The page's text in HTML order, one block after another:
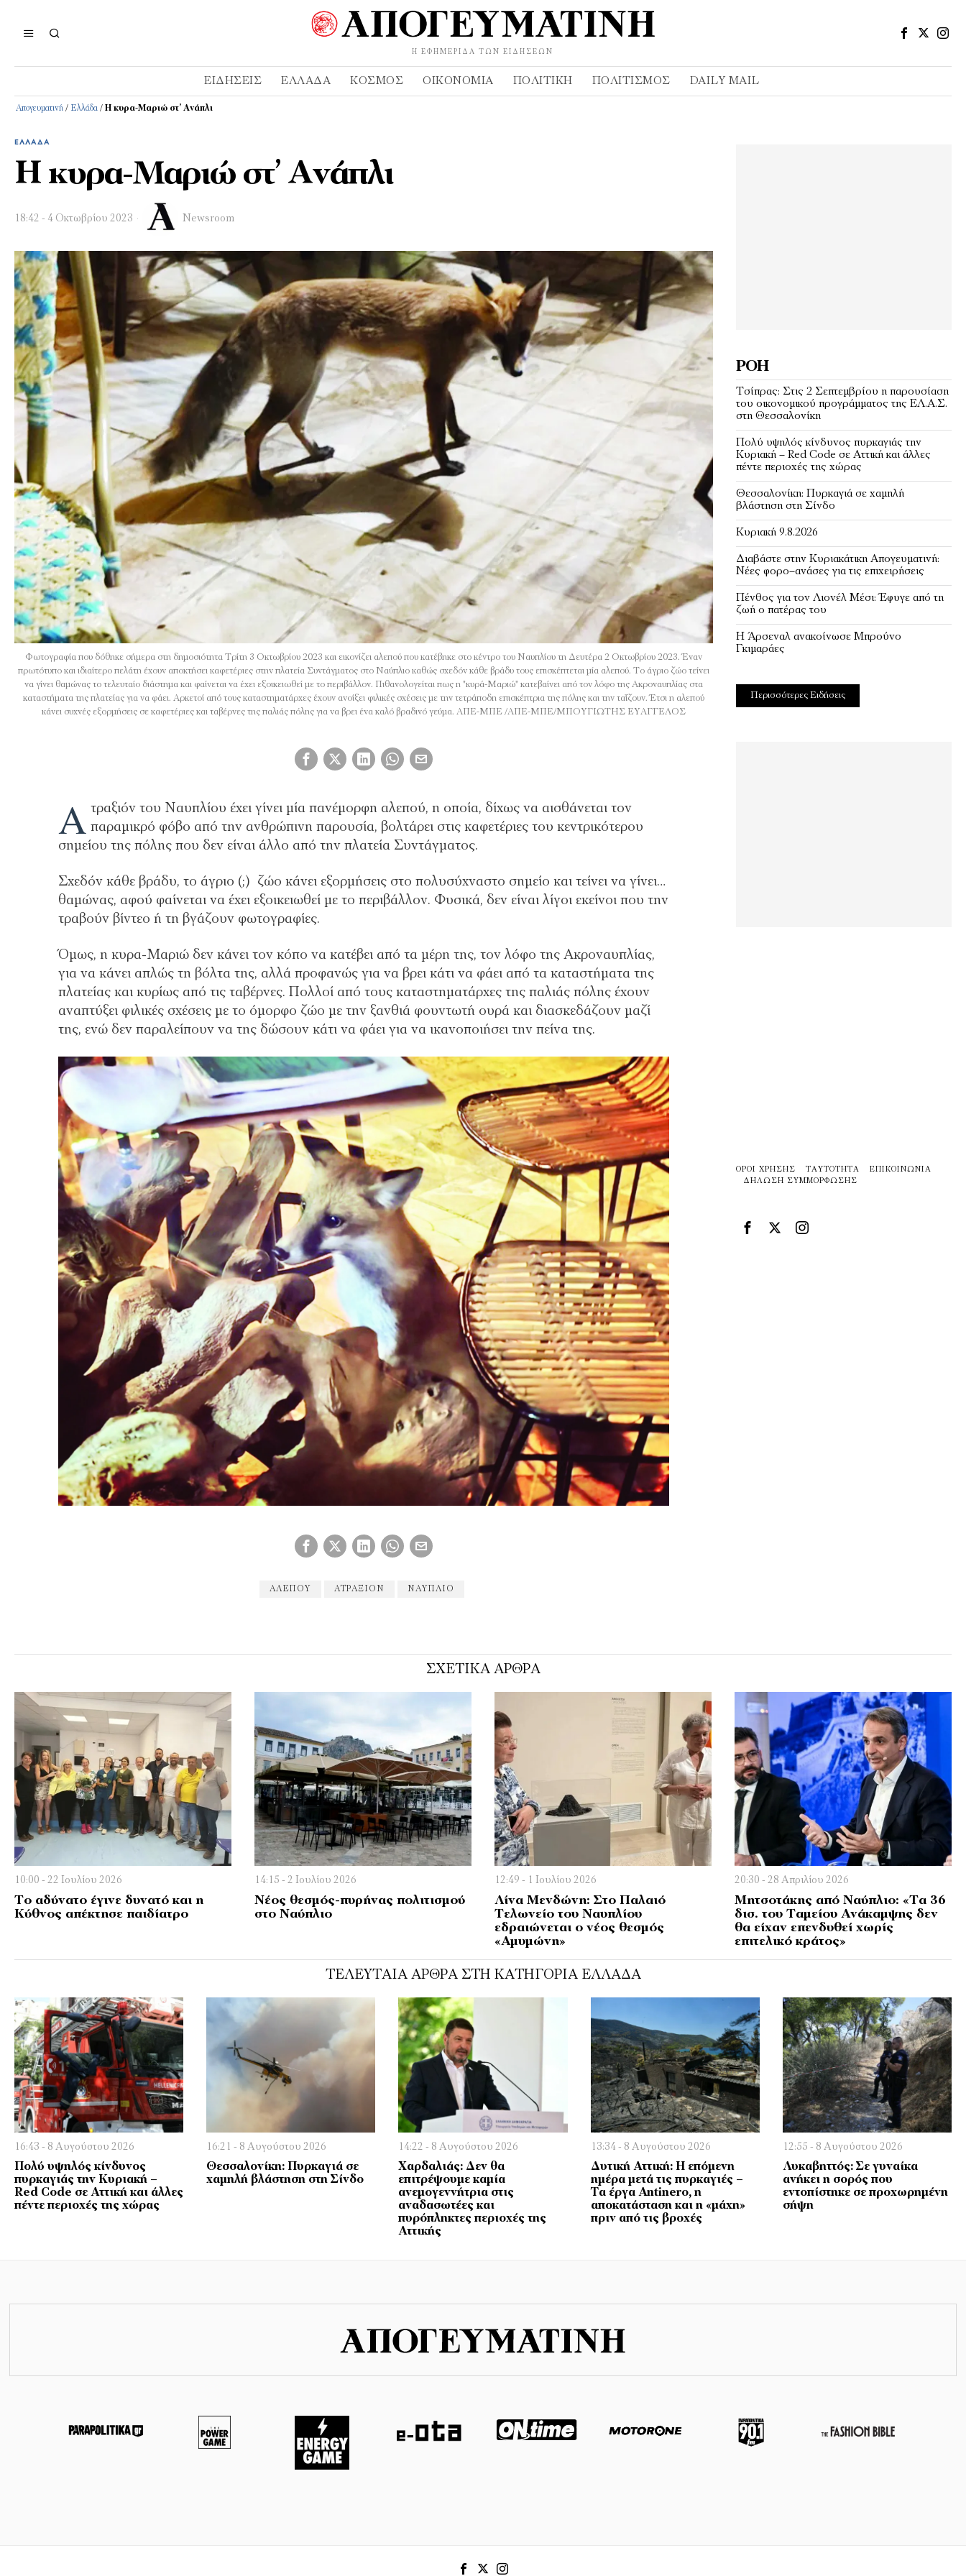
Η ΕΦΗΜΕΡΊΔΑ ΤΩΝ ΕΙΔΉΣΕΩΝ
ΕΙΔΉΣΕΙΣ ΕΛΛΆΔΑ ΚΌΣΜΟΣ ΟΙΚΟΝΟΜΊΑ ΠΟΛΙΤΙΚΉ ΠΟΛΙΤΙΣΜΌΣ DAILY MAIL
Απογευματινή / Ελλάδα / Η κυρα-Μαριώ στ’ Ανάπλι
ΕΛΛΆΔΑ
Η κυρα-Μαριώ στ’ Ανάπλι
18:42 - 4 Οκτωβρίου 2023 Newsroom
Φωτογραφία που δόθηκε σήμερα στη δημοσιότητα Τρίτη 3 Οκτωβρίου 2023 και εικονίζει αλεπού που κατέβηκε στο κέντρο του Ναυπλίου τη Δευτέρα 2 Οκτωβρίου 2023. Έναν
πρωτότυπο και ιδιαίτερο πελάτη έχουν αποκτήσει καφετέριες στην πλατεία Συντάγματος στο Ναύπλιο καθώς σχεδόν κάθε βράδυ τους επισκέπτεται μία αλεπού. Το άγριο ζώο τείνει
να γίνει θαμώνας το τελευταίο διάστημα και φαίνεται να έχει εξοικειωθεί με το περιβάλλον. Πιθανολογείται πως η "κυρά-Μαριώ" κατεβαίνει από τον λόφο της Ακροναυπλίας στα
καταστήματα της πλατείας για να φάει. Αρκετοί από τους καταστηματάρχες έχουν ανοίξει φιλικές σχέσεις με την τετράποδη επισκέπτρια της πόλης και την ταΐζουν. Έτσι η αλεπού
κάνει συχνές εξορμήσεις σε καφετέριες και ταβέρνες της παλιάς πόλης για να βρει ένα καλό βραδινό γεύμα. ΑΠΕ-ΜΠΕ /ΑΠΕ-ΜΠΕ/ΜΠΟΥΓΙΩΤΗΣ ΕΥΑΓΓΕΛΟΣ
Α τραξιόν του Ναυπλίου έχει γίνει μία πανέμορφη αλεπού, η οποία, δίχως να αισθάνεται τον
παραμικρό φόβο από την ανθρώπινη παρουσία, βολτάρει στις καφετέριες του κεντρικότερου
σημείου της πόλης που δεν είναι άλλο από την πλατεία Συντάγματος.
Σχεδόν κάθε βράδυ, το άγριο (;) ζώο κάνει εξορμήσεις στο πολυσύχναστο σημείο και τείνει να γίνει…
θαμώνας, αφού φαίνεται να έχει εξοικειωθεί με το περιβάλλον. Φυσικά, δεν είναι λίγοι εκείνοι που την
τραβούν βίντεο ή τη βγάζουν φωτογραφίες.
Όμως, η κυρα-Μαριώ δεν κάνει τον κόπο να κατέβει από τα μέρη της, τον λόφο της Ακροναυπλίας,
για να κάνει απλώς τη βόλτα της, αλλά προφανώς για να βρει κάτι να φάει από τα καταστήματα της
πλατείας και κυρίως από τις ταβέρνες. Πολλοί από τους καταστηματάρχες της παλιάς πόλης έχουν
αναπτύξει φιλικές σχέσεις με το όμορφο ζώο με την ξανθιά φουντωτή ουρά και διασκεδάζουν μαζί
της, ενώ δεν παραλείπουν να της δώσουν κάτι να φάει για να ικανοποιήσει την πείνα της.
ΑΛΕΠΟΎ ΑΤΡΑΞΙΌΝ ΝΑΥΠΛΙΟ
ΡΟΉ
Τσίπρας: Στις 2 Σεπτεμβρίου η παρουσίαση
του οικονομικού προγράμματος της ΕΛ.Α.Σ.
στη Θεσσαλονίκη
Πολύ υψηλός κίνδυνος πυρκαγιάς την
Κυριακή – Red Code σε Αττική και άλλες
πέντε περιοχές της χώρας
Θεσσαλονίκη: Πυρκαγιά σε χαμηλή
βλάστηση στη Σίνδο
Κυριακή 9.8.2026
Διαβάστε στην Κυριακάτικη Απογευματινή:
Νέες φορο–ανάσες για τις επιχειρήσεις
Πένθος για τον Λιονέλ Μέσι: Έφυγε από τη
ζωή ο πατέρας του
Η Άρσεναλ ανακοίνωσε Μπρούνο
Γκιμαράες
Περισσότερες Ειδήσεις
ΌΡΟΙ ΧΡΉΣΗΣ ΤΑΥΤΌΤΗΤΑ
ΕΠΙΚΟΙΝΩΝΊΑ
ΔΉΛΩΣΗ ΣΥΜΜΌΡΦΩΣΗΣ
ΣΧΕΤΙΚΑ ΑΡΘΡΑ
10:00 - 22 Ιουλίου 2026
Το αδύνατο έγινε δυνατό και η
Κύθνος απέκτησε παιδίατρο
14:15 - 2 Ιουλίου 2026
Νέος θεσμός-πυρήνας πολιτισμού
στο Ναύπλιο
12:49 - 1 Ιουλίου 2026
Λίνα Μενδώνη: Στο Παλαιό
Τελωνείο του Ναυπλίου
εδραιώνεται ο νέος θεσμός
«Αμυμώνη»
20:30 - 28 Απριλίου 2026
Μητσοτάκης από Ναύπλιο: «Τα 36
δισ. του Ταμείου Ανάκαμψης δεν
θα είχαν επενδυθεί χωρίς
επιτελικό κράτος»
ΤΕΛΕΥΤΑΊΑ ΆΡΘΡΑ ΣΤΗ ΚΑΤΗΓΟΡΊΑ ΕΛΛΆΔΑ
16:43 - 8 Αυγούστου 2026
Πολύ υψηλός κίνδυνος
πυρκαγιάς την Κυριακή –
Red Code σε Αττική και άλλες
πέντε περιοχές της χώρας
16:21 - 8 Αυγούστου 2026
Θεσσαλονίκη: Πυρκαγιά σε
χαμηλή βλάστηση στη Σίνδο
14:22 - 8 Αυγούστου 2026
Χαρδαλιάς: Δεν θα
επιτρέψουμε καμία
ανεμογεννήτρια στις
αναδασωτέες και
πυρόπληκτες περιοχές της
Αττικής
13:34 - 8 Αυγούστου 2026
Δυτική Αττική: Η επόμενη
ημέρα μετά τις πυρκαγιές –
Τα έργα Antinero, η
αποκατάσταση και η «μάχη»
πριν από τις βροχές
12:55 - 8 Αυγούστου 2026
Λυκαβηττός: Σε γυναίκα
ανήκει η σορός που
εντοπίστηκε σε προχωρημένη
σήψη